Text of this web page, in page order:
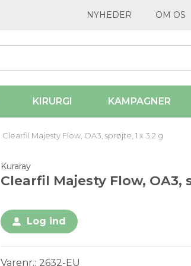
NYHEDER OM OS
KIRURGI KAMPAGNER
Clearfil Majesty Flow, OA3, sprøjte, 1 x 3,2 g
Kuraray
Clearfil Majesty Flow, OA3,
Log ind
Varenr. 2632-EU